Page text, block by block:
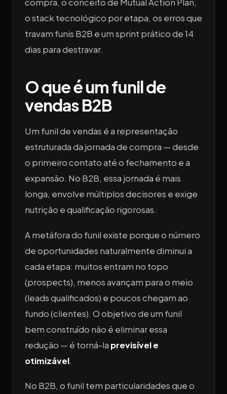
compra, o conceito de Mutual Action Plan,
o stack tecnológico por etapa, os erros que
travam funis B2B e um sprint prático de 14
dias para destravar.
O que é um funil de
vendas B2B
Um funil de vendas é a representação
estruturada da jornada de compra — desde
o primeiro contato até o fechamento e a
expansão. No B2B, essa jornada é mais
longa, envolve múltiplos decisores e exige
nutrição e qualificação rigorosas.
A metáfora do funil existe porque o número
de oportunidades naturalmente diminui a
cada etapa: muitos entram no topo
(prospects), menos avançam para o meio
(leads qualificados) e poucos chegam ao
fundo (clientes). O objetivo de um funil
bem construído não é eliminar essa
redução — é torná-la previsível e
otimizável.
No B2B, o funil tem particularidades que o